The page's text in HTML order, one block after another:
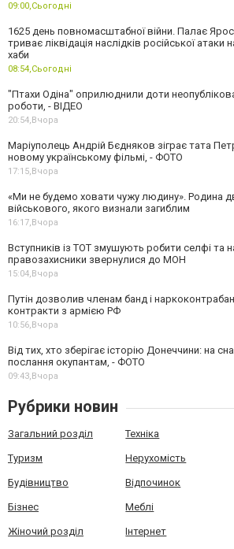
09:00,Сьогодні
1625 день повномасштабної війни. Палає
триває ліквідація наслідків російської атаки
хаби
08:54,Сьогодні
"Птахи Одіна" оприлюднили доти
роботи, - ВІДЕО
20:54, Вчора
Маріуполець Андрій Бєдняков зіграє тата
новому українському фільмі, - ФОТО
17:15, Вчора
«Ми не будемо ховати чужу людину». Родина
військового, якого визнали загиблим
16:17, Вчора
Вступників із ТОТ змушують робити селфі та
правозахисники звернулися до МОН
15:04, Вчора
Путін дозволив членам банд і
контракти з армією РФ
10:56, Вчора
Від тих, хто зберігає історію Донеччини: на
послання окупантам, - ФОТО
09:43, Вчора
Рубрики новин
Загальний розділ Техніка
Туризм Нерухомість
Будівництво Відпочинок
Бізнес Меблі
Жіночий розділ Інтернет